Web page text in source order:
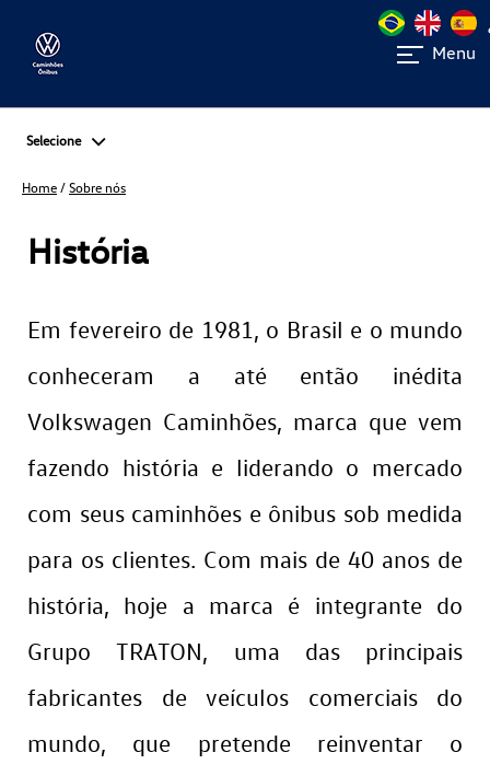
Menu
Selecione
Home / Sobre nós
História
Em fevereiro de 1981, o Brasil e o mundo
conheceram a até então inédita
Volkswagen Caminhões, marca que vem
fazendo história e liderando o mercado
com seus caminhões e ônibus sob medida
para os clientes. Com mais de 40 anos de
história, hoje a marca é integrante do
Grupo TRATON, uma das principais
fabricantes de veículos comerciais do
mundo, que pretende reinventar o